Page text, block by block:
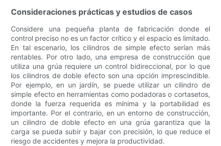
Consideraciones prácticas y estudios de casos
Considere una pequeña planta de fabricación donde el
control preciso no es un factor crítico y el espacio es limitado.
En tal escenario, los cilindros de simple efecto serían más
rentables. Por otro lado, una empresa de construcción que
utiliza una grúa requiere un control bidireccional, por lo que
los cilindros de doble efecto son una opción imprescindible.
Por ejemplo, en un jardín, se puede utilizar un cilindro de
simple efecto en herramientas como podadoras o cortasetos,
donde la fuerza requerida es mínima y la portabilidad es
importante. Por el contrario, en un entorno de construcción,
un cilindro de doble efecto en una grúa garantiza que la
carga se pueda subir y bajar con precisión, lo que reduce el
riesgo de accidentes y mejora la productividad.